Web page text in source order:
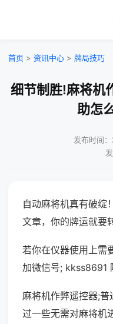
首页 > 资讯中心 > 牌局技巧
细节制胜!麻将机
助怎
发布时间
自动麻将机真有破绽
文章，你的牌运就要
若你在仪器使用上需
加微信号; kkss8691
麻将机作弊遥控器;
过一些无需对麻将机